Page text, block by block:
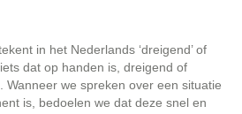
in het Nederlands ‘dreigend’ of
iets dat op handen is, dreigend of
Wanneer we spreken over een situatie
is, bedoelen we dat deze snel en